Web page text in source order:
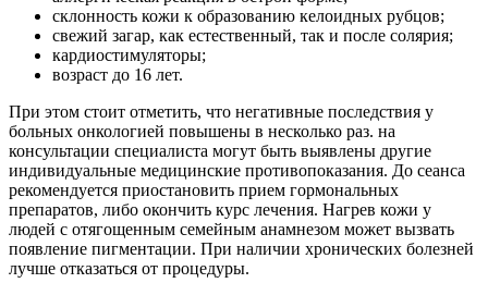
склонность кожи к образованию келоидных рубцов;
свежий загар, как естественный, так и после солярия;
кардиостимуляторы;
возраст до 16 лет.
При этом стоит отметить, что негативные последствия у
больных онкологией повышены в несколько раз. на
консультации специалиста могут быть выявлены другие
индивидуальные медицинские противопоказания. До сеанса
рекомендуется приостановить прием гормональных
препаратов, либо окончить курс лечения. Нагрев кожи у
людей с отягощенным семейным анамнезом может вызвать
появление пигментации. При наличии хронических болезней
лучше отказаться от процедуры.